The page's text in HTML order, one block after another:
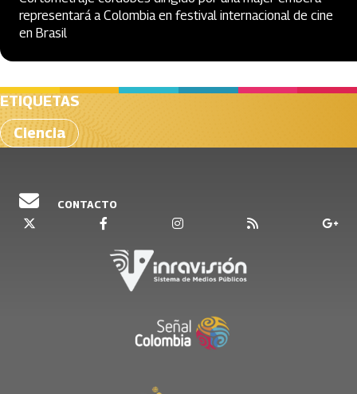
representará a Colombia en festival internacional de cine
en Brasil
ETIQUETAS
Ciencia
CONTACTO